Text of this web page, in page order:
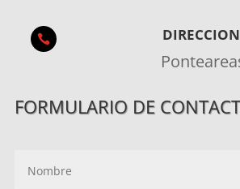
 DIRECCION
FORMULARIO DE